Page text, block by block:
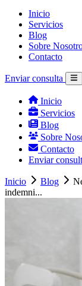
Inicio
Servicios
Blog
Sobre
Contacto
Enviar consulta
Inicio
Servicios
Blog
Sobre
Contacto
Enviar
Inicio Blog
indemni...